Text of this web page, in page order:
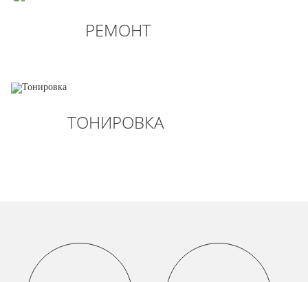
РЕМОНТ
ТОНИРОВКА